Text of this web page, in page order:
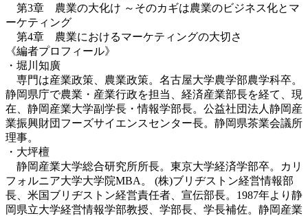
第3章 農業の大化け ～そのカギは農業のビジネス化とマ
ーケティング
第4章 農業におけるマーケティングの大切さ
《編者プロフィール》
・堀川知廣
専門は産業政策、農業政策。名古屋大学農学部農学科卒。
静岡県庁で農業・産業行政を担当、経済産業部長を経て、現
在、静岡産業大学副学長・情報学部長。公益社団法人静岡産
業振興財団フーズサイエンスセンター長。静岡県茶業会議所
理事。
・大坪檀
静岡産業大学総合研究所所長。東京大学経済学部卒。カリ
フォルニア大学大学院MBA。 (株)ブリヂストン経営情報部
長、米国ブリヂストン経営責任者、宣伝部長。1987年より静
岡県立大学経営情報学部教授、学部長、学長補佐。静岡産業